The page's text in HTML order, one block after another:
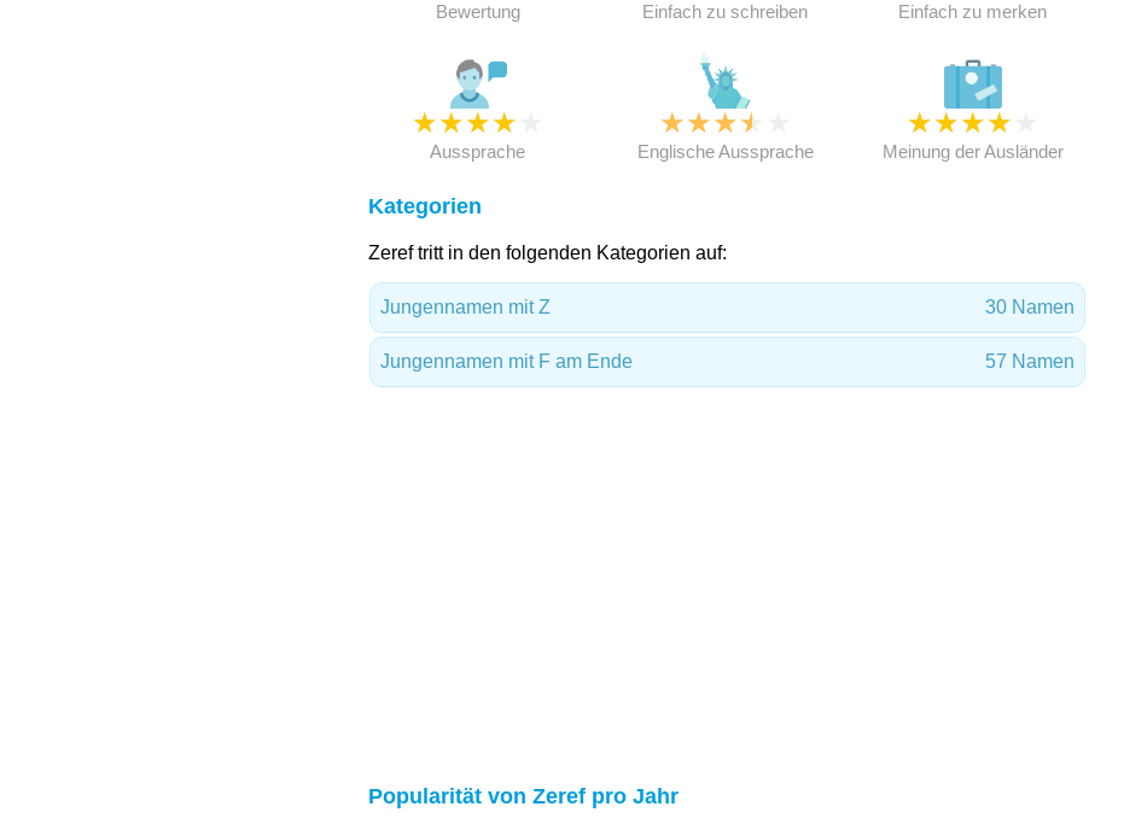
Bewertung Einfach zu schreiben Einfach zu merken
★★★★
Aussprache
★★★★
Englische Aussprache
★★★★
Meinung der Ausländer
Kategorien
Zeref tritt in den folgenden Kategorien auf:
Jungennamen mit Z 30 Namen
Jungennamen mit F am Ende 57 Namen
Popularität von Zeref pro Jahr